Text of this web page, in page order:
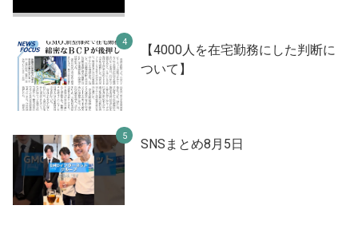
【4000人を在宅勤務にした判断に
ついて】
SNSまとめ8月5日